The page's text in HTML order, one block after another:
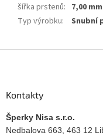
šířka prstenů: 7,00 mm
Typ výrobku: Snubní
Kontakty
Šperky Nisa s.r.o.
Nedbalova 663, 463 12